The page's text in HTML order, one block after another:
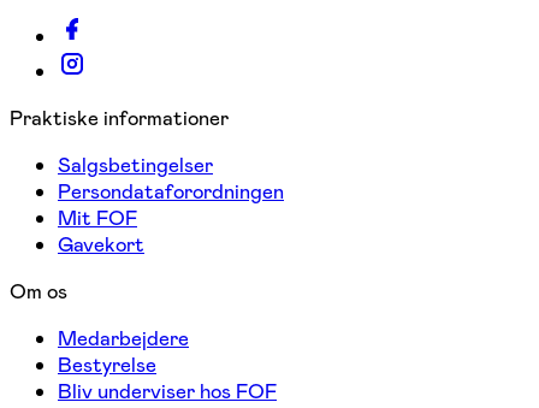
Praktiske informationer
Salgsbetingelser
Persondataforordningen
Mit FOF
Gavekort
Om os
Medarbejdere
Bestyrelse
Bliv underviser hos FOF